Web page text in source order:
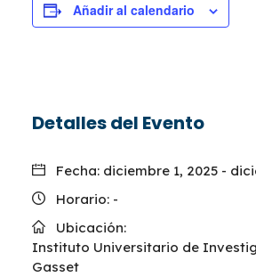
Añadir al calendario
Detalles del Evento
Fecha: diciembre 1, 2025 -
Horario: -
Ubicación:
Instituto Universitario de
Gasset